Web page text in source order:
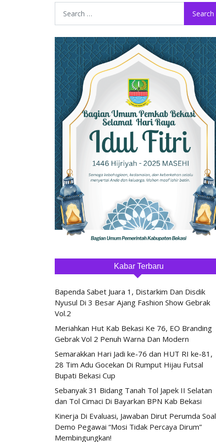
Kabar Terbaru
Bapenda Sabet Juara 1, Distarkim Dan Disdik
Nyusul Di 3 Besar Ajang Fashion Show Gebrak
Vol.2
Meriahkan Hut Kab Bekasi Ke 76, EO Branding
Gebrak Vol 2 Penuh Warna Dan Modern
Semarakkan Hari Jadi ke-76 dan HUT RI ke-81,
28 Tim Adu Gocekan Di Rumput Hijau Futsal
Bupati Bekasi Cup
Sebanyak 31 Bidang Tanah Tol Japek II Selatan
dan Tol Cimaci Di Bayarkan BPN Kab Bekasi
Kinerja Di Evaluasi, Jawaban Dirut Perumda Soal
Demo Pegawai “Mosi Tidak Percaya Dirum”
Membingungkan!